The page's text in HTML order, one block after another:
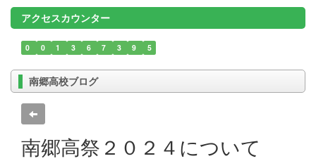
アクセスカウンター
0 0 1 3 6 7 3 9 5
南郷高校ブログ
南郷高祭２０２４について